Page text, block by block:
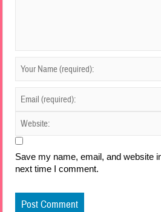
Save my name, email, and website
next time I comment.